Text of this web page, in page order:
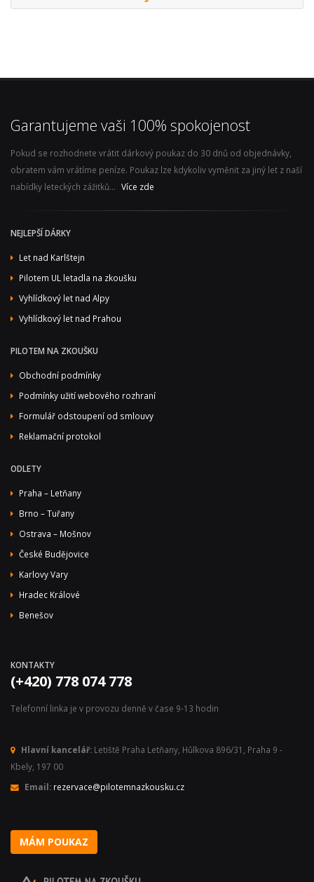
Garantujeme vaši 100% spokojenost
Pokud se rozhodnete vrátit dárkový poukaz do 30 dnů od objednávky,
obratem vám vrátíme peníze. Poukaz lze kdykoliv vyměnit za jiný let z naší
nabídky leteckých zážitků... Více zde
NEJLEPŠÍ DÁRKY
Let nad Karlštejn
Pilotem UL letadla na zkoušku
Vyhlídkový let nad Alpy
Vyhlídkový let nad Prahou
PILOTEM NA ZKOUŠKU
Obchodní podmínky
Podmínky užití webového rozhraní
Formulář odstoupení od smlouvy
Reklamační protokol
ODLETY
Praha – Letňany
Brno – Tuřany
Ostrava – Mošnov
České Budějovice
Karlovy Vary
Hradec Králové
Benešov
KONTAKTY
(+420) 778 074 778
Telefonní linka je v provozu denně v čase 9-13 hodin
Hlavní kancelář: Letiště Praha Letňany, Hůlkova 896/31, Praha 9 -
Kbely, 197 00
Email: rezervace@pilotemnazkousku.cz
MÁM POUKAZ